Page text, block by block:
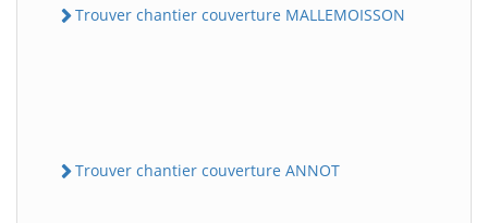
Trouver chantier couverture MALLEMOISSON
Trouver chantier couverture ANNOT